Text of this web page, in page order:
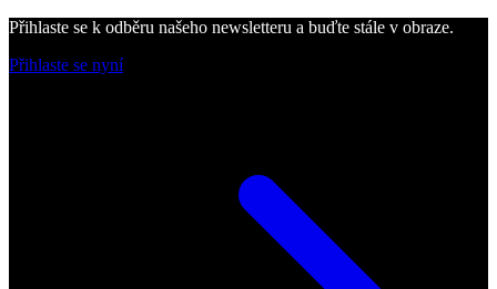
Přihlaste se k odběru našeho newsletteru a buďte stále v obraze.
Přihlaste se nyní